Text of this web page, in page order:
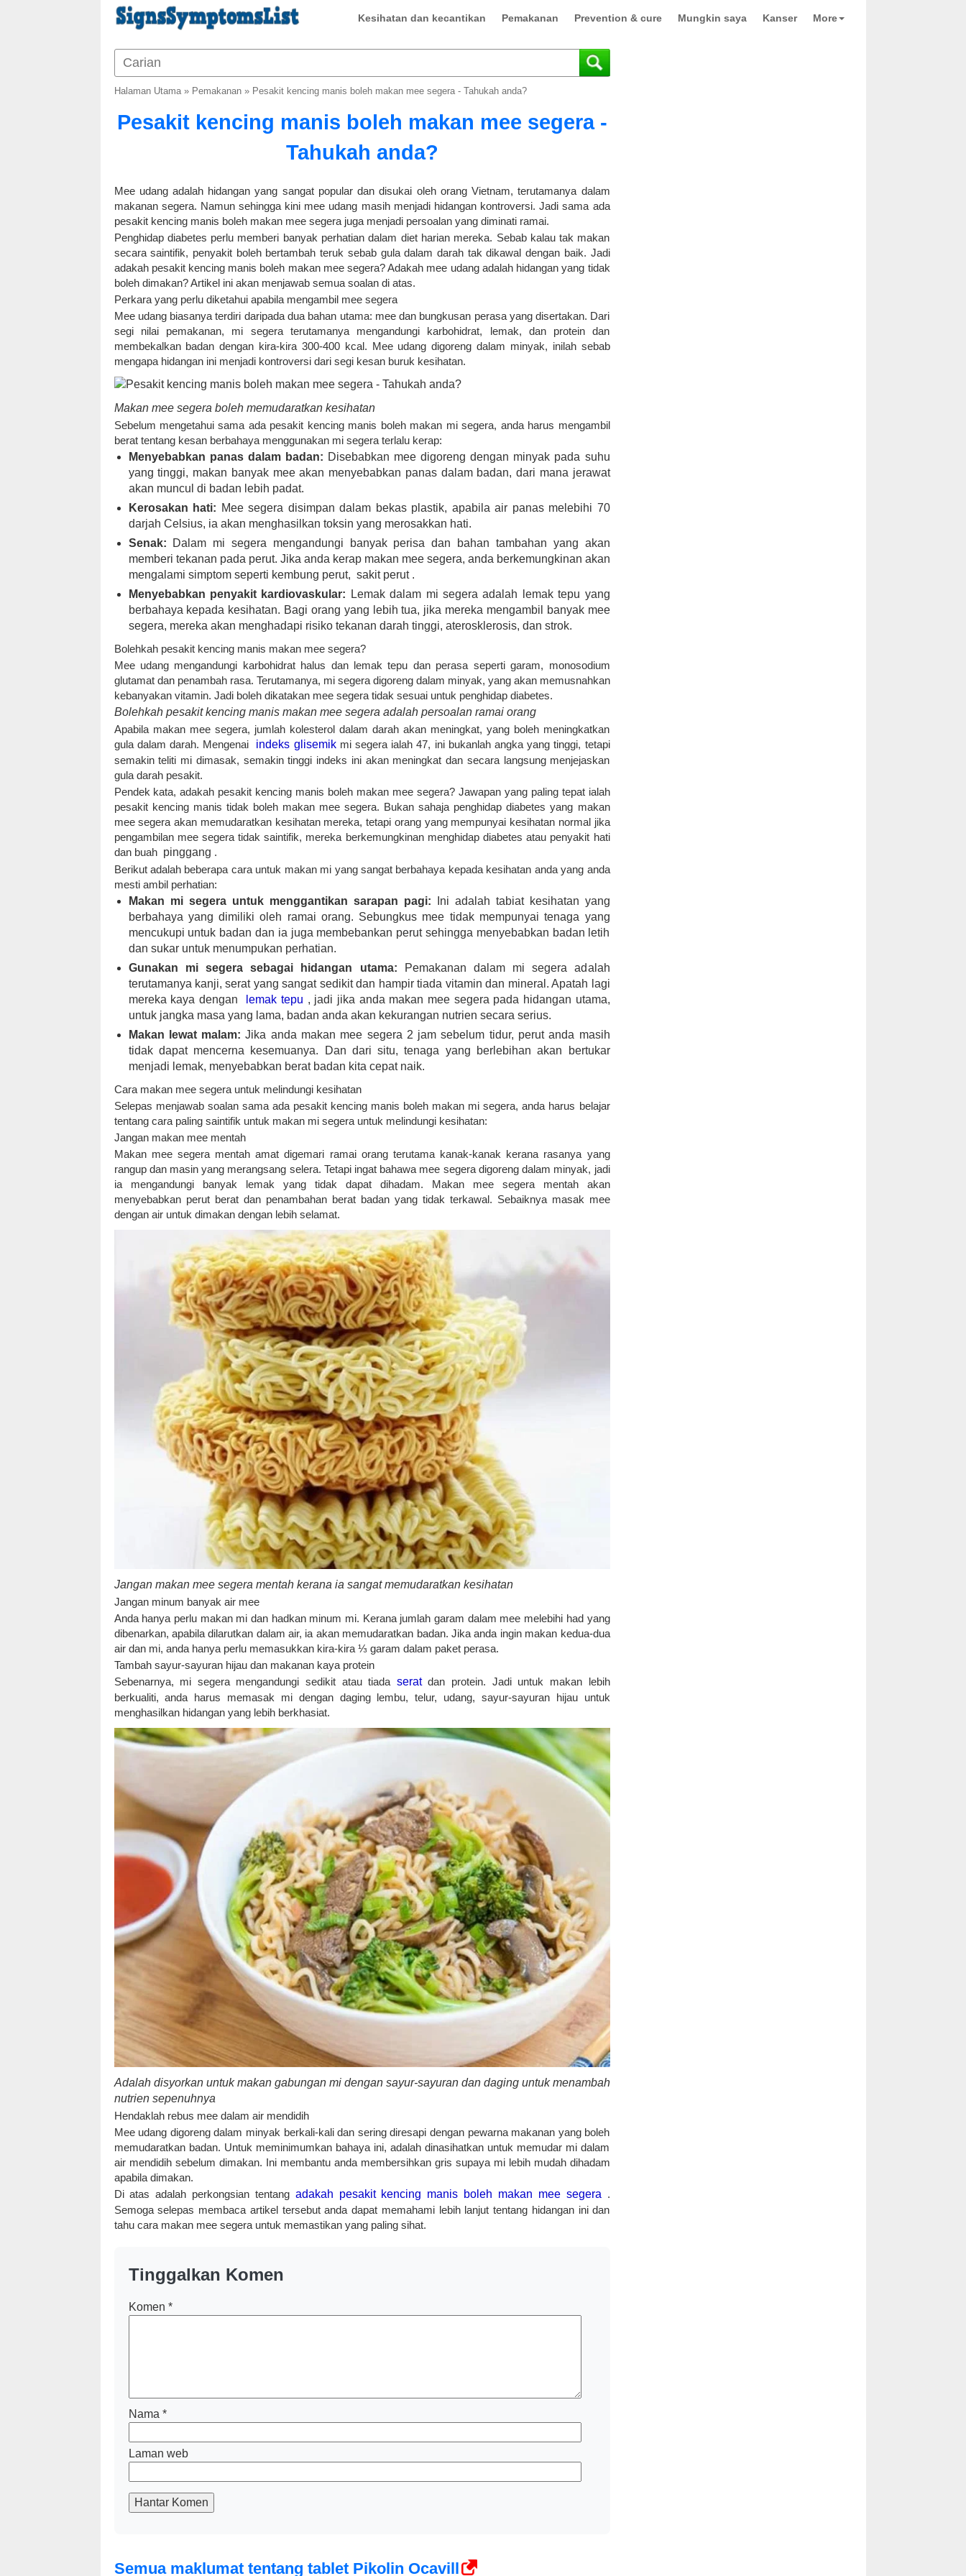
Kesihatan dan kecantikan Pemakanan Prevention & cure Mungkin saya Kanser More
Halaman Utama» Pemakanan» Pesakit kencing manis boleh makan mee segera - Tahukah anda?
Pesakit kencing manis boleh makan mee segera -
Tahukah anda?
Mee udang adalah hidangan yang sangat popular dan disukai oleh orang Vietnam, terutamanya dalam
makanan segera. Namun sehingga kini mee udang masih menjadi hidangan kontroversi. Jadi sama ada
pesakit kencing manis boleh makan mee segera juga menjadi persoalan yang diminati ramai.
Penghidap diabetes perlu memberi banyak perhatian dalam diet harian mereka. Sebab kalau tak makan
secara saintifik, penyakit boleh bertambah teruk sebab gula dalam darah tak dikawal dengan baik. Jadi
adakah pesakit kencing manis boleh makan mee segera? Adakah mee udang adalah hidangan yang tidak
boleh dimakan? Artikel ini akan menjawab semua soalan di atas.
Perkara yang perlu diketahui apabila mengambil mee segera
Mee udang biasanya terdiri daripada dua bahan utama: mee dan bungkusan perasa yang disertakan. Dari
segi nilai pemakanan, mi segera terutamanya mengandungi karbohidrat, lemak, dan protein dan
membekalkan badan dengan kira-kira 300-400 kcal. Mee udang digoreng dalam minyak, inilah sebab
mengapa hidangan ini menjadi kontroversi dari segi kesan buruk kesihatan.
Makan mee segera boleh memudaratkan kesihatan
Sebelum mengetahui sama ada pesakit kencing manis boleh makan mi segera, anda harus mengambil
berat tentang kesan berbahaya menggunakan mi segera terlalu kerap:
Menyebabkan panas dalam badan: Disebabkan mee digoreng dengan minyak pada suhu
yang tinggi, makan banyak mee akan menyebabkan panas dalam badan, dari mana jerawat
akan muncul di badan lebih padat.
Kerosakan hati: Mee segera disimpan dalam bekas plastik, apabila air panas melebihi 70
darjah Celsius, ia akan menghasilkan toksin yang merosakkan hati.
Senak: Dalam mi segera mengandungi banyak perisa dan bahan tambahan yang akan
memberi tekanan pada perut. Jika anda kerap makan mee segera, anda berkemungkinan akan
mengalami simptom seperti kembung perut, sakit perut.
Menyebabkan penyakit kardiovaskular: Lemak dalam mi segera adalah lemak tepu yang
berbahaya kepada kesihatan. Bagi orang yang lebih tua, jika mereka mengambil banyak mee
segera, mereka akan menghadapi risiko tekanan darah tinggi, aterosklerosis, dan strok.
Bolehkah pesakit kencing manis makan mee segera?
Mee udang mengandungi karbohidrat halus dan lemak tepu dan perasa seperti garam, monosodium
glutamat dan penambah rasa. Terutamanya, mi segera digoreng dalam minyak, yang akan memusnahkan
kebanyakan vitamin. Jadi boleh dikatakan mee segera tidak sesuai untuk penghidap diabetes.
Bolehkah pesakit kencing manis makan mee segera adalah persoalan ramai orang
Apabila makan mee segera, jumlah kolesterol dalam darah akan meningkat, yang boleh meningkatkan
gula dalam darah. Mengenai indeks glisemikmi segera ialah 47, ini bukanlah angka yang tinggi, tetapi
semakin teliti mi dimasak, semakin tinggi indeks ini akan meningkat dan secara langsung menjejaskan
gula darah pesakit.
Pendek kata, adakah pesakit kencing manis boleh makan mee segera? Jawapan yang paling tepat ialah
pesakit kencing manis tidak boleh makan mee segera. Bukan sahaja penghidap diabetes yang makan
mee segera akan memudaratkan kesihatan mereka, tetapi orang yang mempunyai kesihatan normal jika
pengambilan mee segera tidak saintifik, mereka berkemungkinan menghidap diabetes atau penyakit hati
dan buah pinggang .
Berikut adalah beberapa cara untuk makan mi yang sangat berbahaya kepada kesihatan anda yang anda
mesti ambil perhatian:
Makan mi segera untuk menggantikan sarapan pagi: Ini adalah tabiat kesihatan yang
berbahaya yang dimiliki oleh ramai orang. Sebungkus mee tidak mempunyai tenaga yang
mencukupi untuk badan dan ia juga membebankan perut sehingga menyebabkan badan letih
dan sukar untuk menumpukan perhatian.
Gunakan mi segera sebagai hidangan utama: Pemakanan dalam mi segera adalah
terutamanya kanji, serat yang sangat sedikit dan hampir tiada vitamin dan mineral. Apatah lagi
mereka kaya dengan
lemak tepu , jadi jika anda makan mee segera pada hidangan utama,
untuk jangka masa yang lama, badan anda akan kekurangan nutrien secara serius.
Makan lewat malam: Jika anda makan mee segera 2 jam sebelum tidur, perut anda masih
tidak dapat mencerna kesemuanya. Dan dari situ, tenaga yang berlebihan akan bertukar
menjadi lemak, menyebabkan berat badan kita cepat naik.
Cara makan mee segera untuk melindungi kesihatan
Selepas menjawab soalan sama ada pesakit kencing manis boleh makan mi segera, anda harus belajar
tentang cara paling saintifik untuk makan mi segera untuk melindungi kesihatan:
Jangan makan mee mentah
Makan mee segera mentah amat digemari ramai orang terutama kanak-kanak kerana rasanya yang
rangup dan masin yang merangsang selera. Tetapi ingat bahawa mee segera digoreng dalam minyak, jadi
ia mengandungi banyak lemak yang tidak dapat dihadam. Makan mee segera mentah akan
menyebabkan perut berat dan penambahan berat badan yang tidak terkawal. Sebaiknya masak mee
dengan air untuk dimakan dengan lebih selamat.
Jangan makan mee segera mentah kerana ia sangat memudaratkan kesihatan
Jangan minum banyak air mee
Anda hanya perlu makan mi dan hadkan minum mi. Kerana jumlah garam dalam mee melebihi had yang
dibenarkan, apabila dilarutkan dalam air, ia akan memudaratkan badan. Jika anda ingin makan kedua-dua
air dan mi, anda hanya perlu memasukkan kira-kira ⅓ garam dalam paket perasa.
Tambah sayur-sayuran hijau dan makanan kaya protein
Sebenarnya, mi segera mengandungi sedikit atau tiada seratdan protein. Jadi untuk makan lebih
berkualiti, anda harus memasak mi dengan daging lembu, telur, udang, sayur-sayuran hijau untuk
menghasilkan hidangan yang lebih berkhasiat.
Adalah disyorkan untuk makan gabungan mi dengan sayur-sayuran dan daging untuk menambah
nutrien sepenuhnya
Hendaklah rebus mee dalam air mendidih
Mee udang digoreng dalam minyak berkali-kali dan sering diresapi dengan pewarna makanan yang boleh
memudaratkan badan. Untuk meminimumkan bahaya ini, adalah dinasihatkan untuk memudar mi dalam
air mendidih sebelum dimakan. Ini membantu anda membersihkan gris supaya mi lebih mudah dihadam
apabila dimakan.
Di atas adalah perkongsian tentang adakah pesakit kencing manis boleh makan mee segera .
Semoga selepas membaca artikel tersebut anda dapat memahami lebih lanjut tentang hidangan ini dan
tahu cara makan mee segera untuk memastikan yang paling sihat.
Tinggalkan Komen
Komen *
Nama *
Laman web
Hantar Komen
Semua maklumat tentang tablet Pikolin Ocavill